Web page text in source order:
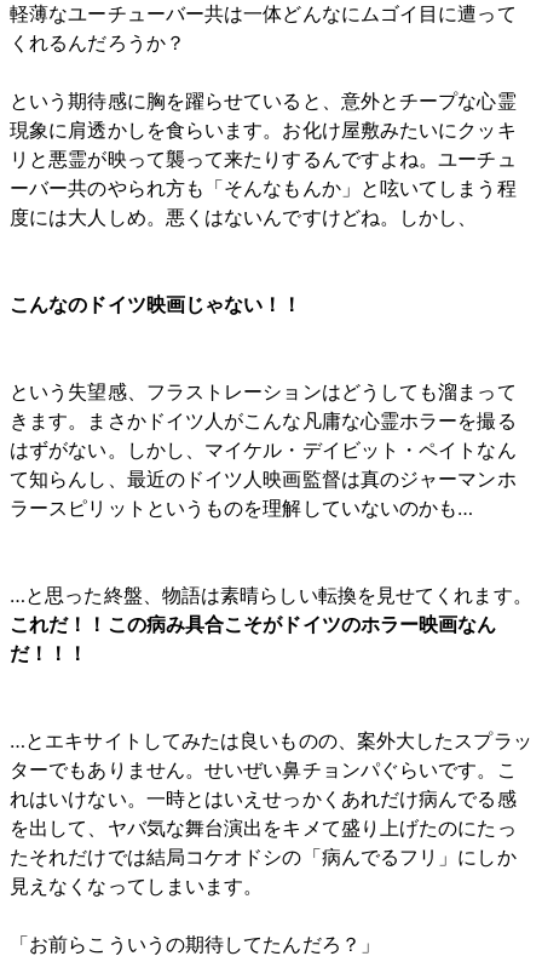
軽薄なユーチューバー共は一体どんなにムゴイ目に遭って
くれるんだろうか？
という期待感に胸を躍らせていると、意外とチープな心霊
現象に肩透かしを食らいます。お化け屋敷みたいにクッキ
リと悪霊が映って襲って来たりするんですよね。ユーチュ
ーバー共のやられ方も「そんなもんか」と呟いてしまう程
度には大人しめ。悪くはないんですけどね。しかし、
こんなのドイツ映画じゃない！！
という失望感、フラストレーションはどうしても溜まって
きます。まさかドイツ人がこんな凡庸な心霊ホラーを撮る
はずがない。しかし、マイケル・デイビット・ペイトなん
て知らんし、最近のドイツ人映画監督は真のジャーマンホ
ラースピリットというものを理解していないのかも…
…と思った終盤、物語は素晴らしい転換を見せてくれます。
これだ！！この病み具合こそがドイツのホラー映画なん
だ！！！
…とエキサイトしてみたは良いものの、案外大したスプラッ
ターでもありません。せいぜい鼻チョンパぐらいです。こ
れはいけない。一時とはいえせっかくあれだけ病んでる感
を出して、ヤバ気な舞台演出をキメて盛り上げたのにたっ
たそれだけでは結局コケオドシの「病んでるフリ」にしか
見えなくなってしまいます。
「お前らこういうの期待してたんだろ？」